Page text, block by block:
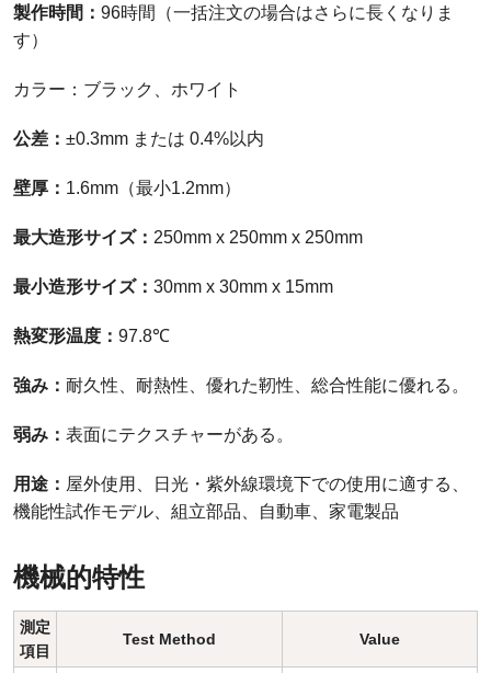
製作時間： 96時間（一括注文の場合はさらに長くなりま
す）
カラー：ブラック、ホワイト
公差： ±0.3mm または 0.4%以内
壁厚： 1.6mm（最小1.2mm）
最大造形サイズ： 250mm x 250mm x 250mm
最小造形サイズ： 30mm x 30mm x 15mm
熱変形温度： 97.8℃
強み： 耐久性、耐熱性、優れた靭性、総合性能に優れる。
弱み： 表面にテクスチャーがある。
用途： 屋外使用、日光・紫外線環境下での使用に適する、
機能性試作モデル、組立部品、自動車、家電製品
機械的特性
測定
項目
Test Method Value